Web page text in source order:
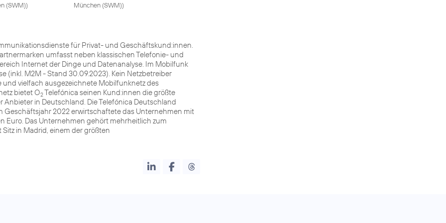
(SWM)) München (SWM))
für Privat- und Geschäftskund:innen.
umfasst neben klassischen Telefonie- und
Internet der Dinge und Datenanalyse. Im Mobilfunk
(inkl. M2M - Stand 30.09.2023). Kein Netzbetreiber
vielfach ausgezeichnete Mobilfunknetz des
bietet O2Telefónica seinen Kund:innen die größte
in Deutschland. Die Telefónica Deutschland
Geschäftsjahr 2022 erwirtschaftete das Unternehmen mit
Euro. Das Unternehmen gehört mehrheitlich zum
in Madrid, einem der größten